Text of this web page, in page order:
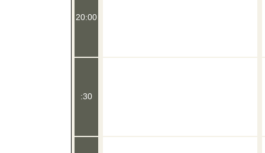
20:00
:30